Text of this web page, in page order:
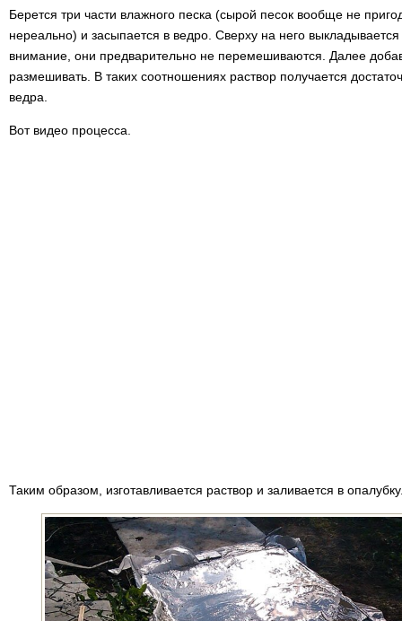
Берется три части влажного песка (сырой песок вообще не
нереально) и засыпается в ведро. Сверху на него
внимание, они предварительно не перемешиваются. Далее
размешивать. В таких соотношениях раствор получается
ведра.
Вот видео процесса.
Таким образом, изготавливается раствор и заливается в